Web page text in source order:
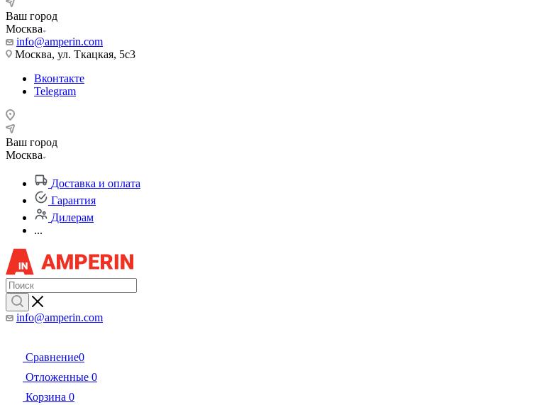
Ваш город
Москва
info@amperin.com
Москва, ул. Ткацкая, 5с3
Вконтакте
Telegram
Ваш город
Москва
Доставка и оплата
Гарантия
Дилерам
...
info@amperin.com
Сравнение0
Отложенные 0
Корзина 0